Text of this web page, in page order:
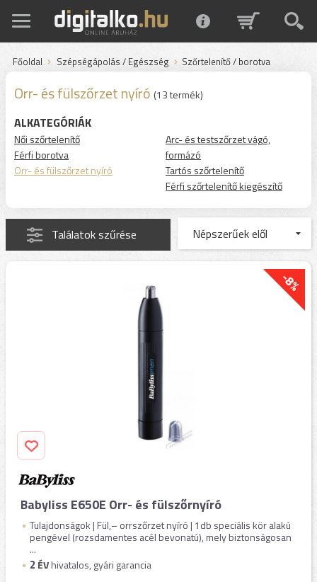
Főoldal Szépségápolás / Egészség Szőrtelenítő / borotva
Orr- és fülszőrzet nyíró (13 termék)
ALKATEGÓRIÁK
Női szőrtelenítő
Férfi borotva
Orr- és fülszőrzet nyíró
Arc- és testszőrzet vágó,
formázó
Tartós szőrtelenítő
Férfi szőrtelenítő kiegészítő
Találatok szűrése
-8%
Babyliss E650E Orr- és fülszőrnyíró
Tulajdonságok | Fül,– orrszőrzet nyíró | 1db speciális kör alakú
pengével (rozsdamentes acél bevonatú), mely biztonságosan
...
2 ÉVhivatalos, gyári garancia